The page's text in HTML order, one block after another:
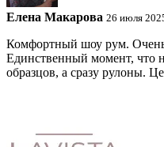
Елена Макарова 26 июля
Комфортный шоу рум.
Единственный момент, что
образцов, а сразу рулоны.